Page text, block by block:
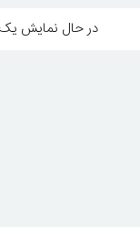
در حال نمایش